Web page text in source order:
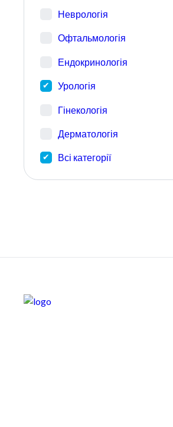
Неврологія
Офтальмологія
Ендокринологія
Урологія
Гінекологія
Дерматологія
Всі категорії